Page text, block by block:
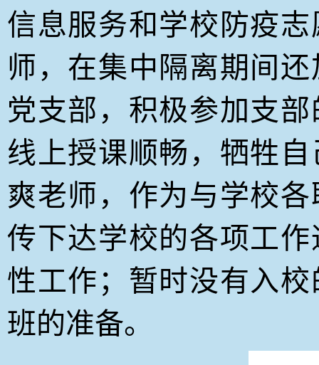
信息服务和学校防疫
师，在集中隔离期间
党支部，积极参加支
线上授课顺畅，牺牲
爽老师，作为与学校
传下达学校的各项工
性工作；暂时没有入
班的准备。